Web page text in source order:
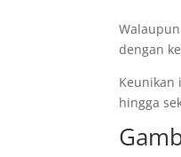
dengan
Keunikan
hingga